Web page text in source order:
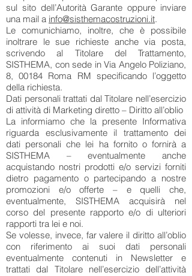
sul sito dell’Autorità Garante oppure inviare
una mail a info@sisthemacostruzioni.it.
Le comunichiamo, inoltre, che è possibile
inoltrare le sue richieste anche via posta,
scrivendo al Titolare del Trattamento,
SISTHEMA, con sede in Via Angelo Poliziano,
8, 00184 Roma RM specificando l’oggetto
della richiesta.
Dati personali trattati dal Titolare nell’esercizio
di attività di Marketing diretto – Diritto all’oblio
La informiamo che la presente Informativa
riguarda esclusivamente il trattamento dei
dati personali che lei ha fornito o fornirà a
SISTHEMA – eventualmente anche
acquistando nostri prodotti e/o servizi forniti
dietro pagamento o partecipando a nostre
promozioni e/o offerte – e quelli che,
eventualmente, SISTHEMA acquisirà nel
corso del presente rapporto e/o di ulteriori
rapporti tra lei e noi.
Se volesse, invece, far valere il diritto all’oblio
con riferimento ai suoi dati personali
eventualmente contenuti in Newsletter e
trattati dal Titolare nell’esercizio dell’attività